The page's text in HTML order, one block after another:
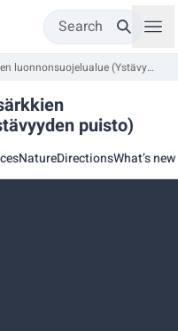
Search
Iso-Palosen - Maariansärkkien luonnonsuojelualue (Ystävyyden puisto)
puisto)
NatureDirectionsWhat’s new